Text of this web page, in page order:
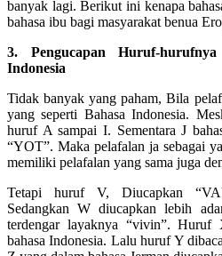
banyak lagi. Berikut ini kenapa
bahasa ibu bagi masyarakat benua
3. Pengucapan Huruf-
Indonesia
Tidak banyak yang paham, Bila
yang seperti Bahasa Indonesia.
huruf A sampai I. Sementara J
“YOT”. Maka pelafalan ja sebagai
memiliki pelafalan yang sama juga
Tetapi huruf V, Diucapkan
Sedangkan W diucapkan lebih
terdengar layaknya “vivin”. Huruf
bahasa Indonesia. Lalu huruf Y